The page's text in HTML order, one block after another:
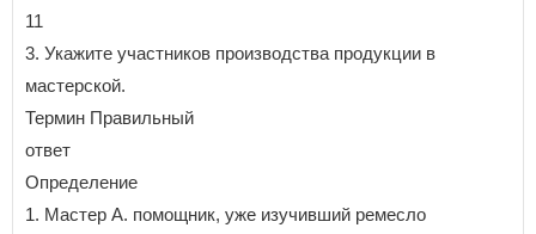
11
3. Укажите участников производства продукции в
мастерской.
Термин Правильный
ответ
Определение
1. Мастер A. помощник, уже изучивший ремесло